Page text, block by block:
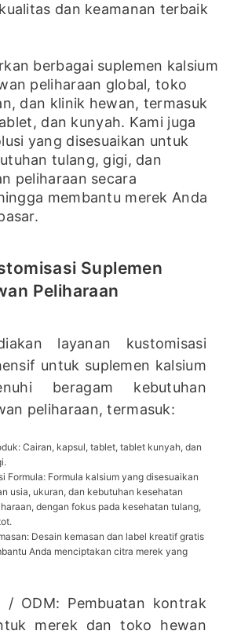
dan keamanan terbaik
berbagai suplemen kalsium
peliharaan global, toko
dan klinik hewan, termasuk
dan kunyah. Kami juga
yang disesuaikan untuk
tulang, gigi, dan
peliharaan secara
membantu merek Anda
Suplemen
Peliharaan
layanan kustomisasi
untuk suplemen kalsium
beragam kebutuhan
peliharaan, termasuk:
Cairan, kapsul, tablet, tablet kunyah, dan
Formula: Formula kalsium yang disesuaikan
usia, ukuran, dan kebutuhan kesehatan
dengan fokus pada kesehatan tulang,
Desain kemasan dan label kreatif gratis
Anda menciptakan citra merek yang
/ ODM: Pembuatan kontrak
merek dan toko hewan